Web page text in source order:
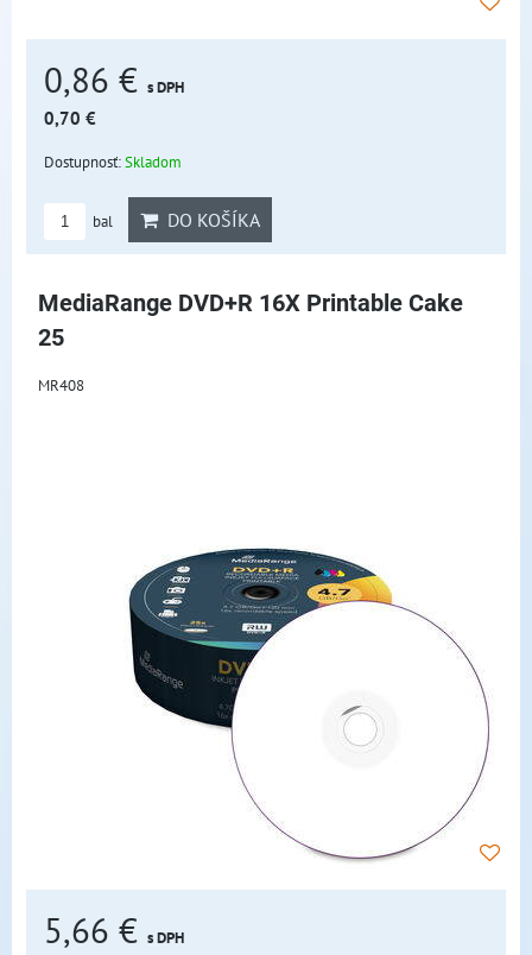
0,86 € s DPH
0,70 €
Dostupnosť:Skladom
bal DO KOŠÍKA
MediaRange DVD+R 16X Printable Cake
25
MR408
5,66 € s DPH